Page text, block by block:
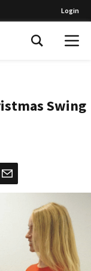
Login
Swing